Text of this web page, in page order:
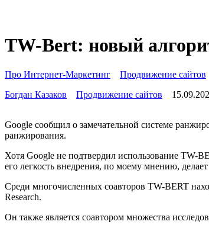
TW-Bert: новый
Про Интернет-Маркетинг
Продвижение сайтов
Богдан Казаков
Продвижение сайтов
Google сообщил о замечательной системе
ранжирования.
Хотя Google не подтвердил использование TW-
его легкость внедрения, по моему мнению,
Среди многочисленных соавторов TW-BERT
Research.
Он также является соавтором множества